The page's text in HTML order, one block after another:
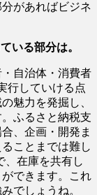
があればビジネ
いる部分は。
自治体・消費者
行していける点
魅力を発掘し、
ふるさと納税支
、企画・開発ま
ことまでは難し
、在庫を共有し
できます。これ
でしょうね。